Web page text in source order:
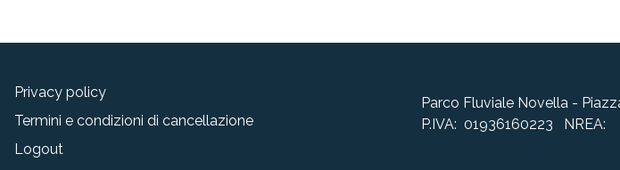
Privacy policy
Termini e condizioni di cancellazione
Logout
Parco Fluviale Novella -
P.IVA: 01936160223 NREA: